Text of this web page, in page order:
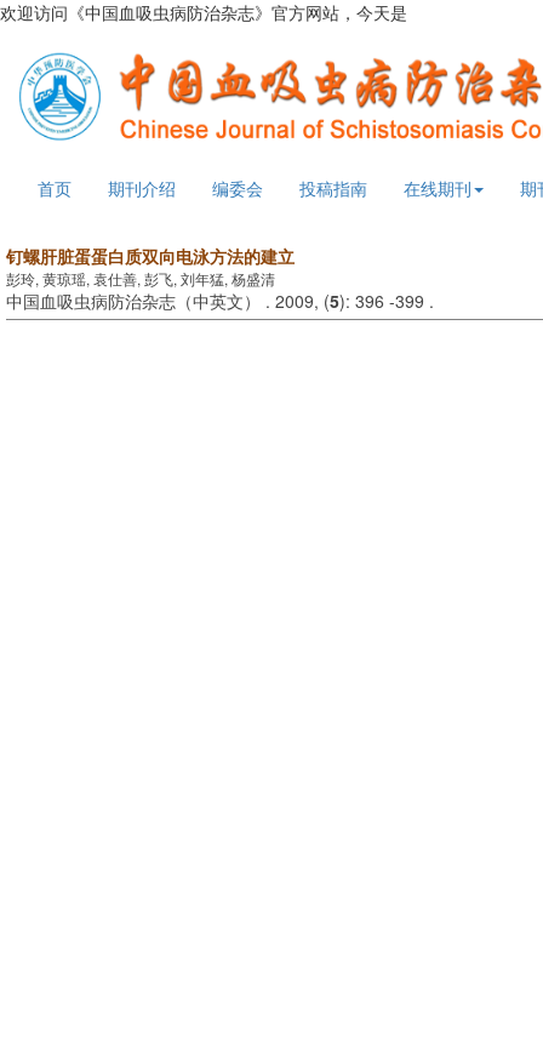
欢迎访问《中国血吸虫病防治杂志》官方网站，今天是
首页 期刊介绍 编委会 投稿指南 在线期刊 期
钉螺肝脏蛋蛋白质双向电泳方法的建立
彭玲, 黄琼瑶, 袁仕善, 彭飞, 刘年猛, 杨盛清
中国血吸虫病防治杂志（中英文） . 2009, (5): 396 -399 .